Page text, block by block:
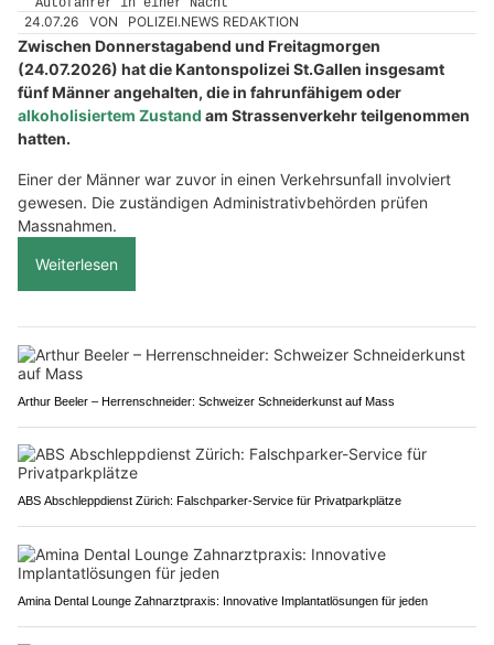
24.07.26 VON POLIZEI.NEWS REDAKTION
Zwischen Donnerstagabend und Freitagmorgen
(24.07.2026) hat die Kantonspolizei St.Gallen insgesamt
fünf Männer angehalten, die in fahrunfähigem oder
alkoholisiertem Zustand am Strassenverkehr teilgenommen
hatten.
Einer der Männer war zuvor in einen Verkehrsunfall involviert
gewesen. Die zuständigen Administrativbehörden prüfen
Massnahmen.
Weiterlesen
Arthur Beeler – Herrenschneider: Schweizer Schneiderkunst auf Mass
ABS Abschleppdienst Zürich: Falschparker-Service für Privatparkplätze
Amina Dental Lounge Zahnarztpraxis: Innovative Implantatlösungen für jeden